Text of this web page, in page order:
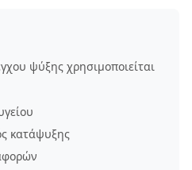
ψύξης χρησιμοποιείται
κατάψυξης